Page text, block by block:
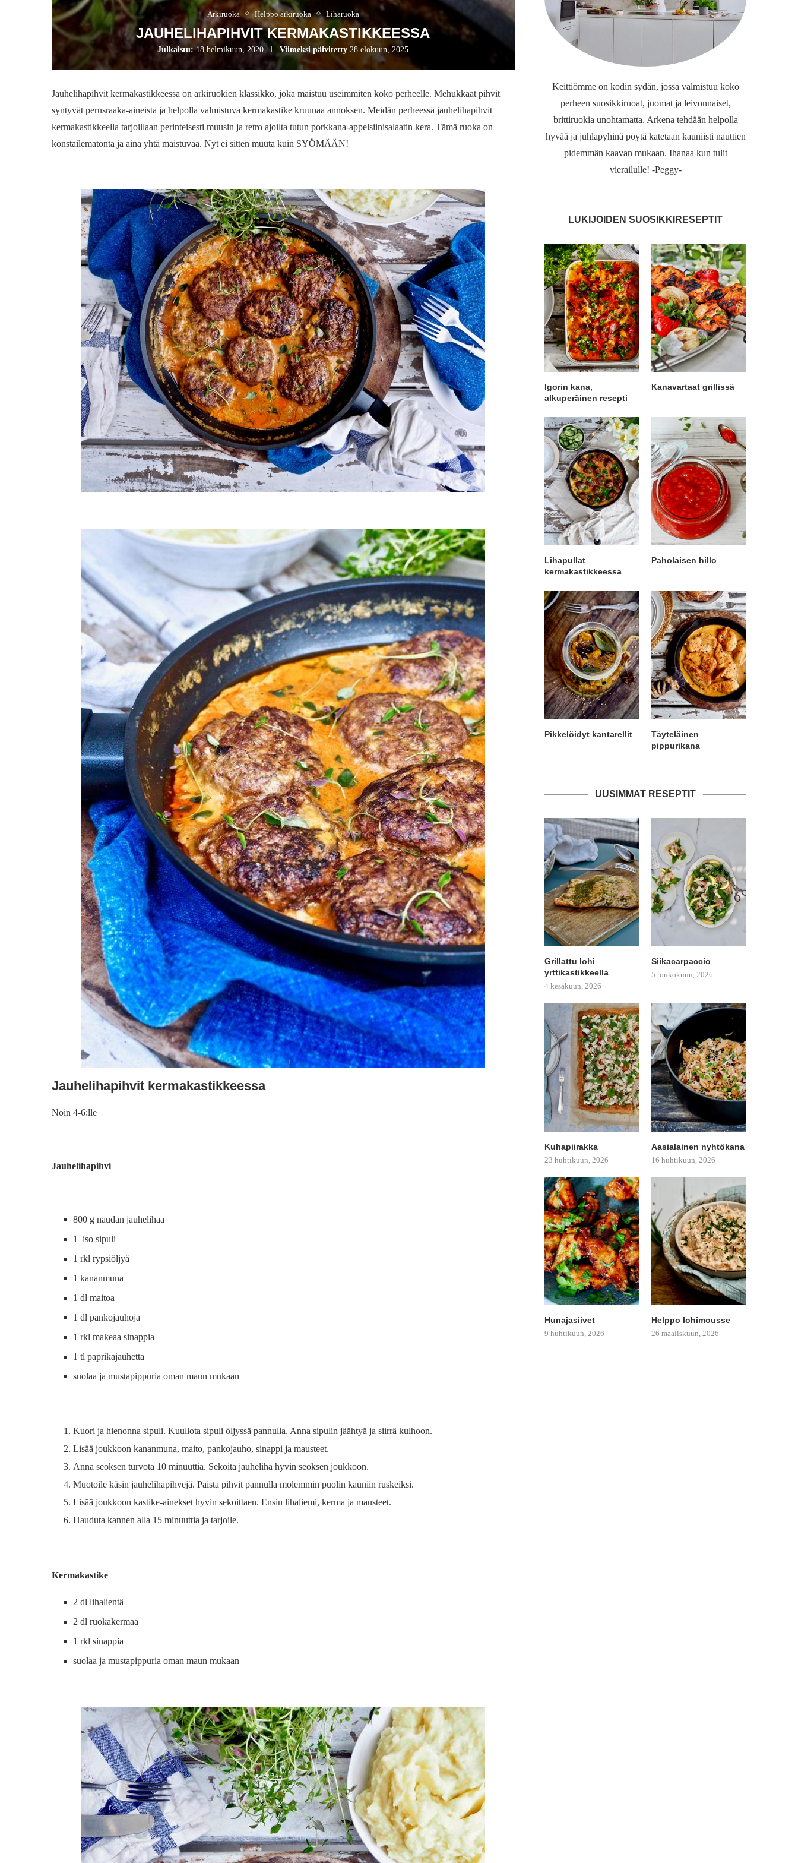
Arkiruoka Helppo arkiruoka Liharuoka
JAUHELIHAPIHVIT KERMAKASTIKKEESSA
Julkaistu: 18 helmikuun, 2020 Viimeksi päivitetty 28 elokuun, 2025
Jauhelihapihvit kermakastikkeessa on arkiruokien klassikko, joka maistuu useimmiten koko perheelle. Mehukkaat pihvit
syntyvät perusraaka-aineista ja helpolla valmistuva kermakastike kruunaa annoksen. Meidän perheessä jauhelihapihvit
kermakastikkeella tarjoillaan perinteisesti muusin ja retro ajoilta tutun porkkana-appelsiinisalaatin kera. Tämä ruoka on
konstailematonta ja aina yhtä maistuvaa. Nyt ei sitten muuta kuin SYÖMÄÄN!
Jauhelihapihvit kermakastikkeessa
Noin 4-6:lle
Jauhelihapihvi
800 g naudan jauhelihaa
1 iso sipuli
1 rkl rypsiöljyä
1 kananmuna
1 dl maitoa
1 dl pankojauhoja
1 rkl makeaa sinappia
1 tl paprikajauhetta
suolaa ja mustapippuria oman maun mukaan
Kuori ja hienonna sipuli. Kuullota sipuli öljyssä pannulla. Anna sipulin jäähtyä ja siirrä kulhoon.
Lisää joukkoon kananmuna, maito, pankojauho, sinappi ja mausteet.
Anna seoksen turvota 10 minuuttia. Sekoita jauheliha hyvin seoksen joukkoon.
Muotoile käsin jauhelihapihvejä. Paista pihvit pannulla molemmin puolin kauniin ruskeiksi.
Lisää joukkoon kastike-ainekset hyvin sekoittaen. Ensin lihaliemi, kerma ja mausteet.
Hauduta kannen alla 15 minuuttia ja tarjoile.
Kermakastike
2 dl lihalientä
2 dl ruokakermaa
1 rkl sinappia
suolaa ja mustapippuria oman maun mukaan
Keittiömme on kodin sydän, jossa valmistuu koko
perheen suosikkiruoat, juomat ja leivonnaiset,
brittiruokia unohtamatta. Arkena tehdään helpolla
hyvää ja juhlapyhinä pöytä katetaan kauniisti nauttien
pidemmän kaavan mukaan. Ihanaa kun tulit
vierailulle! -Peggy-
LUKIJOIDEN SUOSIKKIRESEPTIT
Igorin kana,
alkuperäinen resepti
Kanavartaat grillissä
Lihapullat
kermakastikkeessa
Paholaisen hillo
Pikkelöidyt kantarellit
Täyteläinen
pippurikana
UUSIMMAT RESEPTIT
Grillattu lohi
yrttikastikkeella
4 kesäkuun, 2026
Siikacarpaccio
5 toukokuun, 2026
Kuhapiirakka
23 huhtikuun, 2026
Aasialainen nyhtökana
16 huhtikuun, 2026
Hunajasiivet
9 huhtikuun, 2026
Helppo lohimousse
26 maaliskuun, 2026